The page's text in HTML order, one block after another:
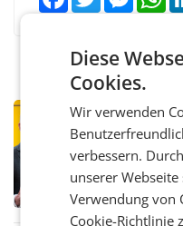
ersten
WIEN
von
einem
Diese
Cookies.
Wir verwenden
verbessern.
unserer
Verwendung von
Cookie-Richtlinie